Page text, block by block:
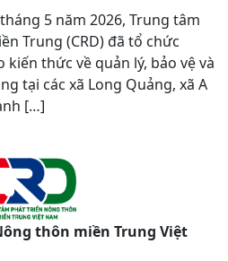
5 năm 2026, Trung tâm
Trung (CRD) đã tổ chức
thức về quản lý, bảo vệ và
tại các xã Long Quảng, xã A
[…]
thôn miền Trung Việt